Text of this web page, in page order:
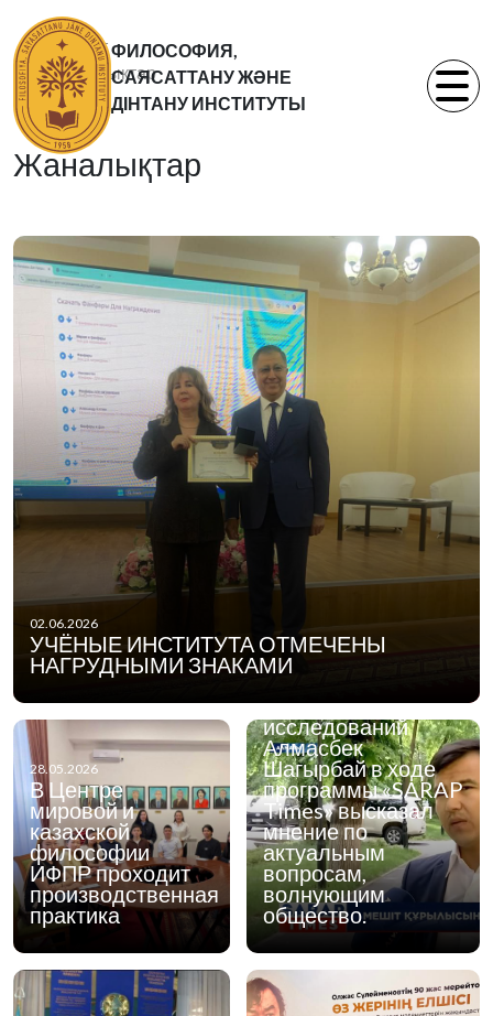
ФИЛОСОФИЯ,
САЯСАТТАНУ ЖӘНЕ
ДІНТАНУ ИНСТИТУТЫ
Басты бет
Жаналықтар
Статьи
Жаналықтар
02.06.2026
УЧЁНЫЕ ИНСТИТУТА ОТМЕЧЕНЫ
НАГРУДНЫМИ ЗНАКАМИ
28.05.2026
В Центре
мировой и
казахской
философии
ИФПР проходит
производственная
практика
26.05.2026
Эксперт Института
религиоведения,
руководитель
религиоведческих
исследований
Алмасбек
Шагырбай в ходе
программы «SARAP
Times» высказал
мнение по
актуальным
вопросам,
волнующим
общество.